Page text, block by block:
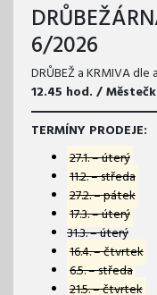
6/2026
DRŮBEŽ a KRMIVA
12.45 hod. /
TERMÍNY PRODEJE:
27.1. – úterý
11.2. – středa
27.2. – pátek
17.3. – úterý
31.3. – úterý
16.4. – čtvrtek
6.5. – středa
21.5. – čtvrtek